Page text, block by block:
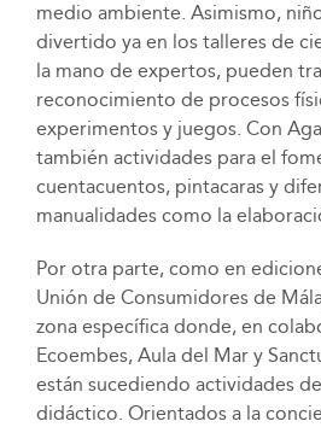
medio ambiente. Asimismo,
divertido ya en los talleres de
la mano de expertos, pueden
reconocimiento de procesos
experimentos y juegos. Con
también actividades para el
cuentacuentos, pintacaras y
manualidades como la
Por otra parte, como en
Unión de Consumidores de
zona específica donde, en
Ecoembes, Aula del Mar y
están sucediendo actividades
didáctico. Orientados a la